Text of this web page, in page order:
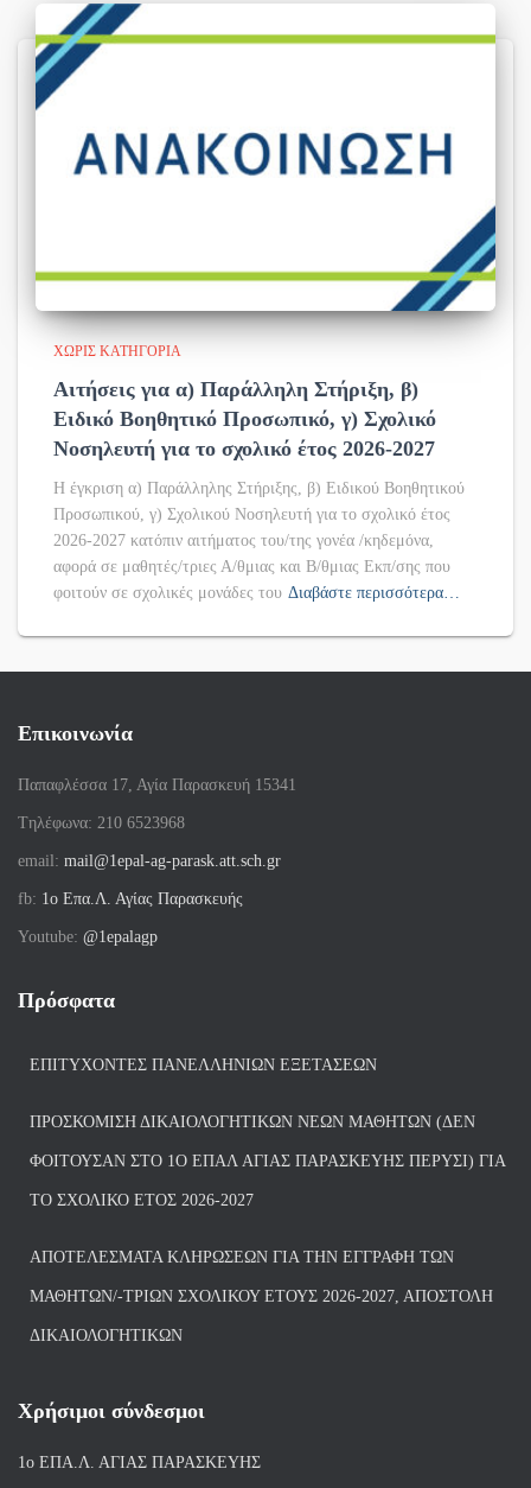
ΧΩΡΊΣ ΚΑΤΗΓΟΡΊΑ
Αιτήσεις για α) Παράλληλη Στήριξη, β)
Ειδικό Βοηθητικό Προσωπικό, γ) Σχολικό
Νοσηλευτή για το σχολικό έτος 2026-2027
Η έγκριση α) Παράλληλης Στήριξης, β) Ειδικού Βοηθητικού
Προσωπικού, γ) Σχολικού Νοσηλευτή για το σχολικό έτος
2026-2027 κατόπιν αιτήματος του/της γονέα /κηδεμόνα,
αφορά σε μαθητές/τριες Α/θμιας και Β/θμιας Εκπ/σης που
φοιτούν σε σχολικές μονάδες του Διαβάστε περισσότερα…
Επικοινωνία
Παπαφλέσσα 17, Αγία Παρασκευή 15341
Tηλέφωνα: 210 6523968
email: mail@1epal-ag-parask.att.sch.gr
fb: 1ο Επα.Λ. Αγίας Παρασκευής
Youtube: @1epalagp
Πρόσφατα
ΕΠΙΤΥΧΌΝΤΕΣ ΠΑΝΕΛΛΗΝΊΩΝ ΕΞΕΤΆΣΕΩΝ
ΠΡΟΣΚΌΜΙΣΗ ΔΙΚΑΙΟΛΟΓΗΤΙΚΏΝ ΝΈΩΝ ΜΑΘΗΤΏΝ (ΔΕΝ
ΦΟΙΤΟΎΣΑΝ ΣΤΟ 1Ο ΕΠΑΛ ΑΓΙΑΣ ΠΑΡΑΣΚΕΥΗΣ ΠΈΡΥΣΙ) ΓΙΑ
ΤΟ ΣΧΟΛΙΚΌ ΈΤΟΣ 2026-2027
ΑΠΟΤΕΛΈΣΜΑΤΑ ΚΛΗΡΏΣΕΩΝ ΓΙΑ ΤΗΝ ΕΓΓΡΑΦΉ ΤΩΝ
ΜΑΘΗΤΏΝ/-ΤΡΙΏΝ ΣΧΟΛΙΚΟΎ ΈΤΟΥΣ 2026-2027, ΑΠΟΣΤΟΛΉ
ΔΙΚΑΙΟΛΟΓΗΤΙΚΏΝ
Χρήσιμοι σύνδεσμοι
1ο ΕΠΑ.Λ. ΑΓΙΑΣ ΠΑΡΑΣΚΕΥΗΣ